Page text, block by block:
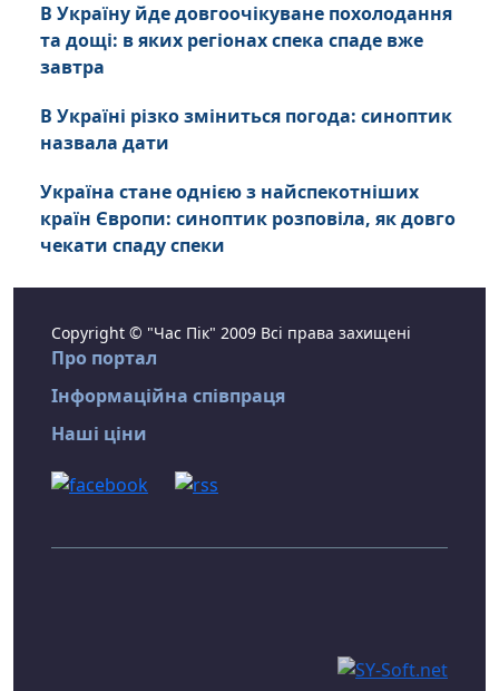
В Україну йде довгоочікуване похолодання
та дощі: в яких регіонах спека спаде вже
завтра
В Україні різко зміниться погода: синоптик
назвала дати
Україна стане однією з найспекотніших
країн Європи: синоптик розповіла, як довго
чекати спаду спеки
Copyright © "Час Пік" 2009 Всі права захищені
Про портал
Інформаційна співпраця
Наші ціни